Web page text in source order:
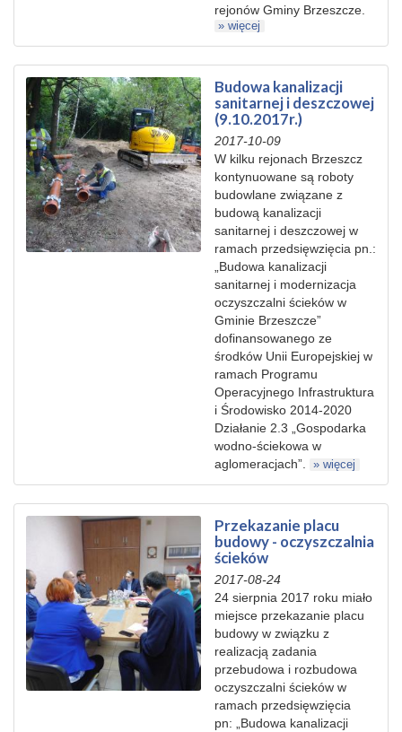
rejonów Gminy Brzeszcze.
» więcej
Budowa kanalizacji
sanitarnej i deszczowej
(9.10.2017r.)
2017-10-09
W kilku rejonach Brzeszcz
kontynuowane są roboty
budowlane związane z
budową kanalizacji
sanitarnej i deszczowej w
ramach przedsięwzięcia pn.:
„Budowa kanalizacji
sanitarnej i modernizacja
oczyszczalni ścieków w
Gminie Brzeszcze”
dofinansowanego ze
środków Unii Europejskiej w
ramach Programu
Operacyjnego Infrastruktura
i Środowisko 2014-2020
Działanie 2.3 „Gospodarka
wodno-ściekowa w
aglomeracjach”.
» więcej
Przekazanie placu
budowy - oczyszczalnia
ścieków
2017-08-24
24 sierpnia 2017 roku miało
miejsce przekazanie placu
budowy w związku z
realizacją zadania
przebudowa i rozbudowa
oczyszczalni ścieków w
ramach przedsięwzięcia
pn: „Budowa kanalizacji